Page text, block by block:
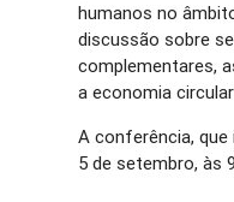
humanos no
discussão sobre
complementares,
a economia
A conferência, que
5 de setembro, às